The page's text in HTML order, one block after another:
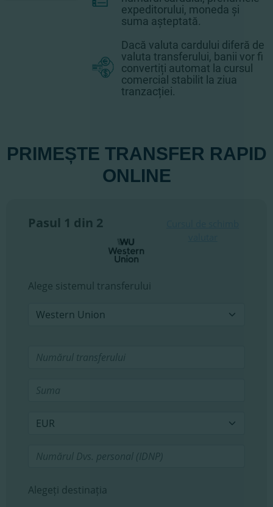
expeditorului, moneda și
suma așteptată.
Dacă valuta cardului diferă de
valuta transferului, banii vor fi
convertiți automat la cursul
comercial stabilit la ziua
tranzacției.
PRIMEȘTE TRANSFER RAPID
ONLINE